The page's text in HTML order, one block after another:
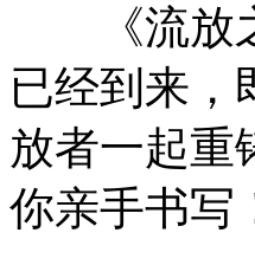
《流放之
已经到来，
放者一起重
你亲手书写